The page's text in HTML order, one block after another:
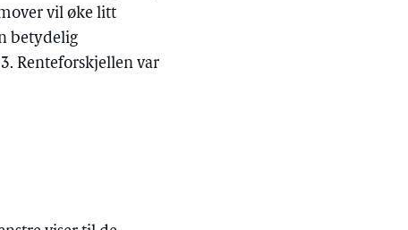
vil øke litt
betydelig
Renteforskjellen var